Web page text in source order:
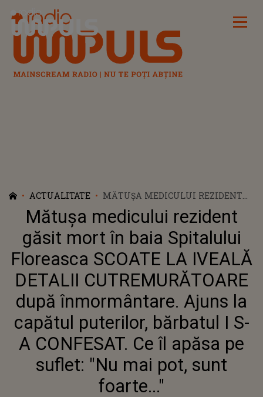
Radio Impuls
ACTUALITATE
MĂTUȘA MEDICULUI REZIDENT
GĂSIT MORT ÎN BAIA SPITALULUI
FLOREASCA SCOATE LA IVEALĂ
DETALII CUTREMURĂTOARE DUPĂ
ÎNMORMÂNTARE. AJUNS LA
CAPĂTUL PUTERILOR, BĂRBATUL
I S-A CONFESAT. CE ÎL APĂSA PE
SUFLET: "NU MAI POT, SUNT
FOARTE..."
Mătușa medicului rezident
găsit mort în baia Spitalului
Floreasca SCOATE LA IVEALĂ
DETALII CUTREMURĂTOARE
după înmormântare. Ajuns la
capătul puterilor, bărbatul I S-
A CONFESAT. Ce îl apăsa pe
suflet: "Nu mai pot, sunt
foarte..."